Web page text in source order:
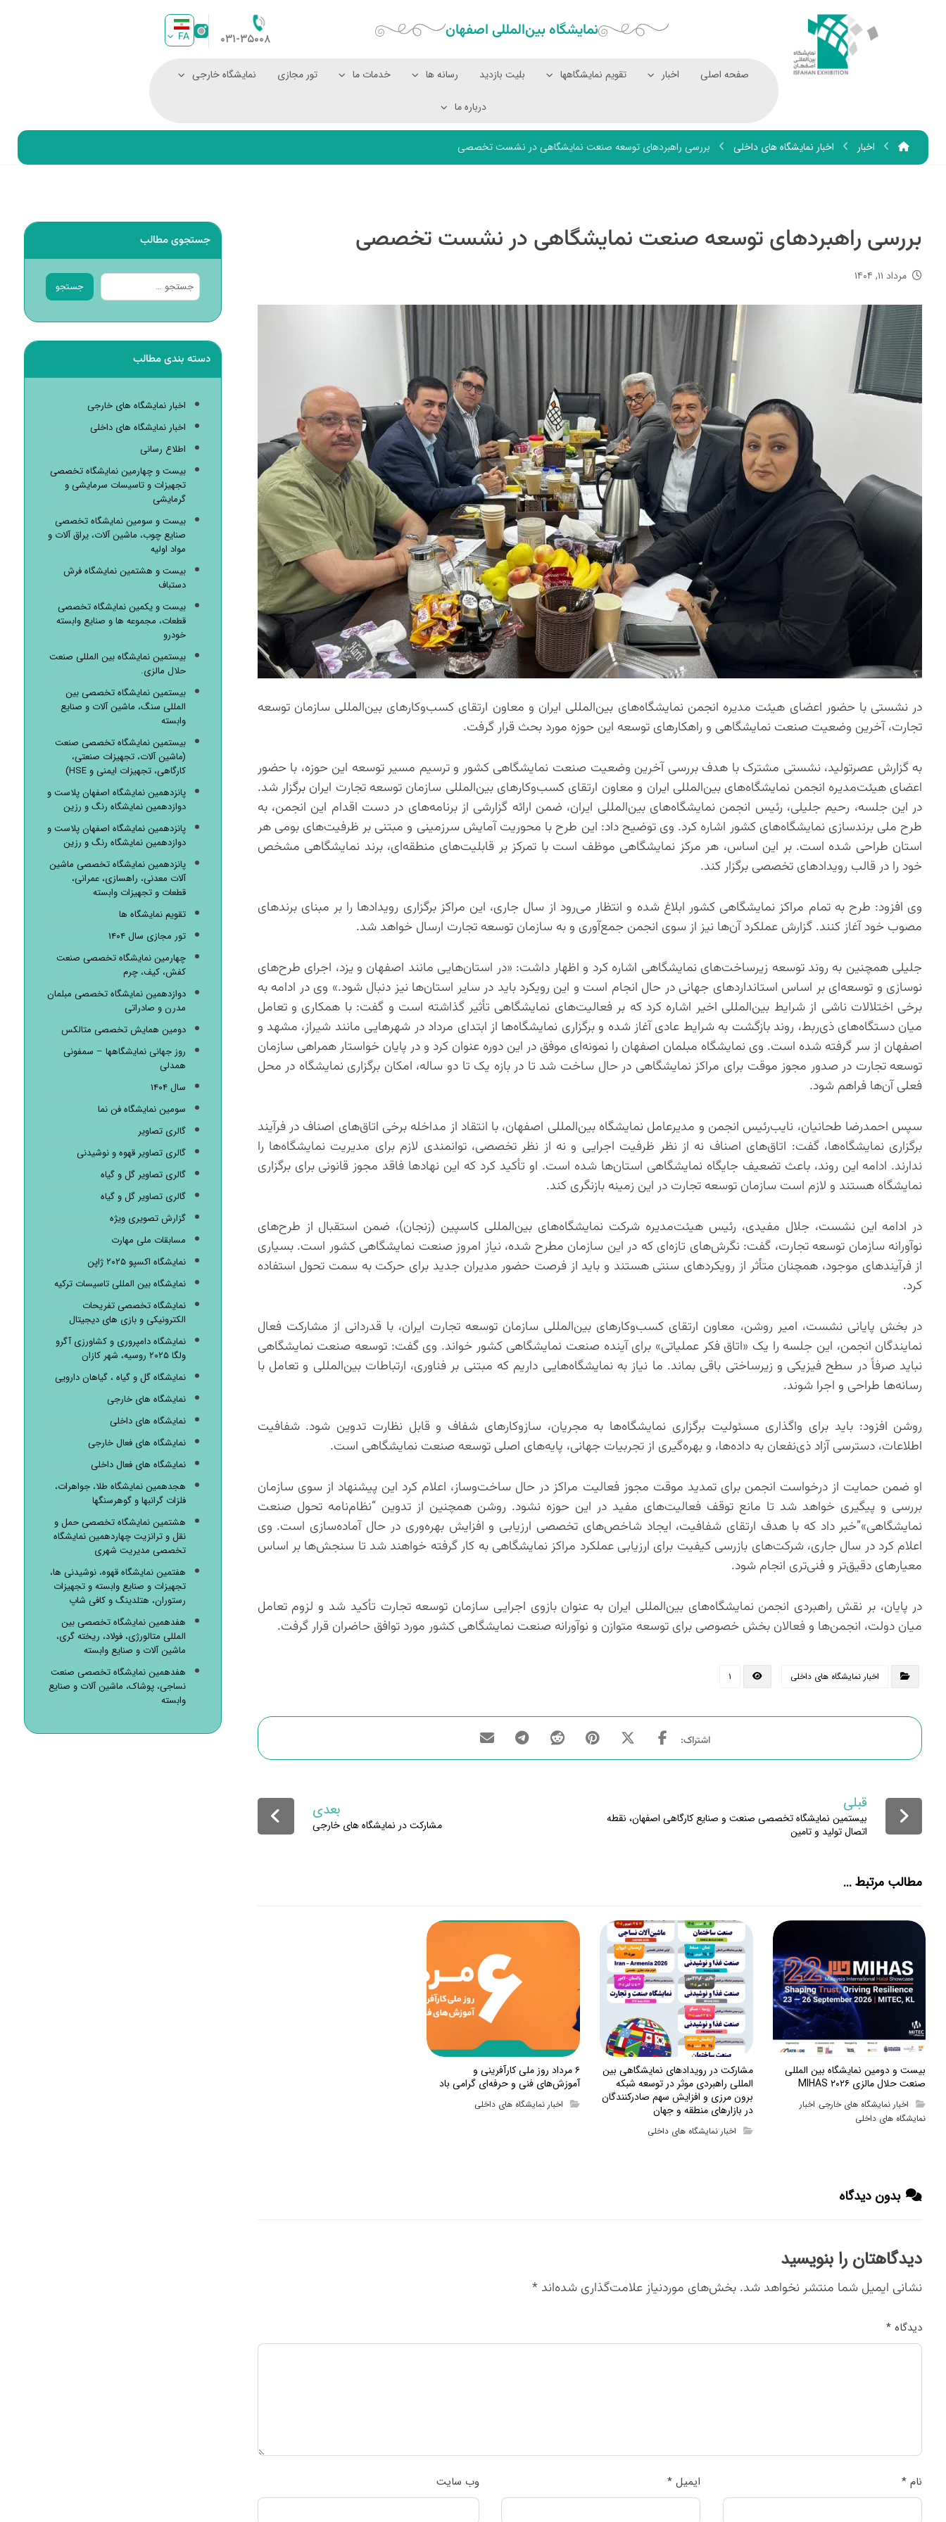
نمایشگاه بین‌المللی‌ اصفهان ۰۳۱-۳۵۰۰۸ FA
صفحه اصلی اخبار تقویم نمایشگاهها بلیت بازدید رسانه ها خدمات ما تور مجازی نمایشگاه خارجی
درباره ما
اخبار اخبار نمایشگاه های داخلی بررسی راهبردهای توسعه صنعت نمایشگاهی در نشست تخصصی
بررسی راهبردهای توسعه صنعت نمایشگاهی در نشست تخصصی
مرداد ۱۱, ۱۴۰۴
در نشستی با حضور اعضای هیئت مدیره انجمن نمایشگاه‌های بین‌المللی ایران و معاون ارتقای کسب‌وکارهای بین‌المللی سازمان توسعه
تجارت، آخرین وضعیت صنعت نمایشگاهی و راهکارهای توسعه این حوزه مورد بحث قرار گرفت.
به گزارش عصرتولید، نشستی مشترک با هدف بررسی آخرین وضعیت صنعت نمایشگاهی کشور و ترسیم مسیر توسعه این حوزه، با حضور
اعضای هیئت‌مدیره انجمن نمایشگاه‌های بین‌المللی ایران و معاون ارتقای کسب‌وکارهای بین‌المللی سازمان توسعه تجارت ایران برگزار شد.
در این جلسه، رحیم جلیلی، رئیس انجمن نمایشگاه‌های بین‌المللی ایران، ضمن ارائه گزارشی از برنامه‌های در دست اقدام این انجمن، به
طرح ملی برندسازی نمایشگاه‌های کشور اشاره کرد. وی توضیح داد: این طرح با محوریت آمایش سرزمینی و مبتنی بر ظرفیت‌های بومی هر
استان طراحی شده است. بر این اساس، هر مرکز نمایشگاهی موظف است با تمرکز بر قابلیت‌های منطقه‌ای، برند نمایشگاهی مشخص
خود را در قالب رویدادهای تخصصی برگزار کند.
وی افزود: طرح به تمام مراکز نمایشگاهی کشور ابلاغ شده و انتظار می‌رود از سال جاری، این مراکز برگزاری رویدادها را بر مبنای برندهای
مصوب خود آغاز کنند. گزارش عملکرد آن‌ها نیز از سوی انجمن جمع‌آوری و به سازمان توسعه تجارت ارسال خواهد شد.
جلیلی همچنین به روند توسعه زیرساخت‌های نمایشگاهی اشاره کرد و اظهار داشت: «در استان‌هایی مانند اصفهان و یزد، اجرای طرح‌های
نوسازی و توسعه‌ای بر اساس استانداردهای جهانی در حال انجام است و این رویکرد باید در سایر استان‌ها نیز دنبال شود.» وی در ادامه به
برخی اختلالات ناشی از شرایط بین‌المللی اخیر اشاره کرد که بر فعالیت‌های نمایشگاهی تأثیر گذاشته است و گفت: با همکاری و تعامل
میان دستگاه‌های ذی‌ربط، روند بازگشت به شرایط عادی آغاز شده و برگزاری نمایشگاه‌ها از ابتدای مرداد در شهرهایی مانند شیراز، مشهد و
اصفهان از سر گرفته شده است. وی نمایشگاه مبلمان اصفهان را نمونه‌ای موفق در این دوره عنوان کرد و در پایان خواستار همراهی سازمان
توسعه تجارت در صدور مجوز موقت برای مراکز نمایشگاهی در حال ساخت شد تا در بازه یک تا دو ساله، امکان برگزاری نمایشگاه در محل
فعلی آن‌ها فراهم شود.
سپس احمدرضا طحانیان، نایب‌رئیس انجمن و مدیرعامل نمایشگاه بین‌المللی اصفهان، با انتقاد از مداخله برخی اتاق‌های اصناف در فرآیند
برگزاری نمایشگاه‌ها، گفت: اتاق‌های اصناف نه از نظر ظرفیت اجرایی و نه از نظر تخصصی، توانمندی لازم برای مدیریت نمایشگاه‌ها را
ندارند. ادامه این روند، باعث تضعیف جایگاه نمایشگاهی استان‌ها شده است. او تأکید کرد که این نهادها فاقد مجوز قانونی برای برگزاری
نمایشگاه هستند و لازم است سازمان توسعه تجارت در این زمینه بازنگری کند.
در ادامه این نشست، جلال مفیدی، رئیس هیئت‌مدیره شرکت نمایشگاه‌های بین‌المللی کاسپین (زنجان)، ضمن استقبال از طرح‌های
نوآورانه سازمان توسعه تجارت، گفت: نگرش‌های تازه‌ای که در این سازمان مطرح شده، نیاز امروز صنعت نمایشگاهی کشور است. بسیاری
از فرآیندهای موجود، همچنان متأثر از رویکردهای سنتی هستند و باید از فرصت حضور مدیران جدید برای حرکت به سمت تحول استفاده
کرد.
در بخش پایانی نشست، امیر روشن، معاون ارتقای کسب‌وکارهای بین‌المللی سازمان توسعه تجارت ایران، با قدردانی از مشارکت فعال
نمایندگان انجمن، این جلسه را یک «اتاق فکر عملیاتی» برای آینده صنعت نمایشگاهی کشور خواند. وی گفت: توسعه صنعت نمایشگاهی
نباید صرفاً در سطح فیزیکی و زیرساختی باقی بماند. ما نیاز به نمایشگاه‌هایی داریم که مبتنی بر فناوری، ارتباطات بین‌المللی و تعامل با
رسانه‌ها طراحی و اجرا شوند.
روشن افزود: باید برای واگذاری مسئولیت برگزاری نمایشگاه‌ها به مجریان، سازوکارهای شفاف و قابل نظارت تدوین شود. شفافیت
اطلاعات، دسترسی آزاد ذی‌نفعان به داده‌ها، و بهره‌گیری از تجربیات جهانی، پایه‌های اصلی توسعه صنعت نمایشگاهی است.
او ضمن حمایت از درخواست انجمن برای تمدید موقت مجوز فعالیت مراکز در حال ساخت‌وساز، اعلام کرد این پیشنهاد از سوی سازمان
بررسی و پیگیری خواهد شد تا مانع توقف فعالیت‌های مفید در این حوزه نشود. روشن همچنین از تدوین “نظام‌نامه تحول صنعت
نمایشگاهی»”خبر داد که با هدف ارتقای شفافیت، ایجاد شاخص‌های تخصصی ارزیابی و افزایش بهره‌وری در حال آماده‌سازی است. وی
اعلام کرد در سال جاری، شرکت‌های بازرسی کیفیت برای ارزیابی عملکرد مراکز نمایشگاهی به کار گرفته خواهند شد تا سنجش‌ها بر اساس
معیارهای دقیق‌تر و فنی‌تری انجام شود.
در پایان، بر نقش راهبردی انجمن نمایشگاه‌های بین‌المللی ایران به عنوان بازوی اجرایی سازمان توسعه تجارت تأکید شد و لزوم تعامل
میان دولت، انجمن‌ها و فعالان بخش خصوصی برای توسعه متوازن و نوآورانه صنعت نمایشگاهی کشور مورد توافق حاضران قرار گرفت.
اخبار نمایشگاه های داخلی ۱
قبلی
بیستمین نمایشگاه تخصصی صنعت و صنایع کارگاهی اصفهان، نقطه
اتصال تولید و تامین
بعدی
مشارکت در نمایشگاه های خارجی
مطالب مرتبط ...
بیست و دومین نمایشگاه بین المللی
صنعت حلال مالزی MIHAS ۲۰۲۶
اخبار نمایشگاه های خارجی, اخبار
نمایشگاه های داخلی
مشارکت در رویدادهای نمایشگاهی بین
المللی راهبردی موثر در توسعه شبکه
برون مرزی و افزایش سهم صادرکنندگان
در بازارهای منطقه و جهان
اخبار نمایشگاه های داخلی
۶ مرداد روز ملی کارآفرینی و
آموزش‌های فنی و حرفه‌ای گرامی باد
اخبار نمایشگاه های داخلی
بدون دیدگاه
دیدگاهتان را بنویسید
نشانی ایمیل شما منتشر نخواهد شد. بخش‌های موردنیاز علامت‌گذاری شده‌اند *
دیدگاه *
نام * ایمیل * وب‌ سایت
جستجوی مطالب
جستجو
دسته بندی مطالب
اخبار نمایشگاه های خارجی
اخبار نمایشگاه های داخلی
اطلاع رسانی
بیست و چهارمین نمایشگاه تخصصی
تجهیزات و تاسیسات سرمایشی و
گرمایشی
بیست و سومین نمایشگاه تخصصی
صنایع چوب، ماشین آلات، یراق آلات و
مواد اولیه
بیست و هشتمین نمایشگاه فرش
دستباف
بیست و یکمین نمایشگاه تخصصی
قطعات، مجموعه ها و صنایع وابسته
خودرو
بیستمین نمایشگاه بین المللی صنعت
حلال مالزی.
بیستمین نمایشگاه تخصصی بین
المللی سنگ، ماشین آلات و صنایع
وابسته
بیستمین نمایشگاه تخصصی صنعت
(ماشین آلات، تجهیزات صنعتی،
کارگاهی، تجهیزات ایمنی و HSE)
پانزدهمین نمایشگاه اصفهان پلاست و
دوازدهمین نمایشگاه رنگ و رزین
پانزدهمین نمایشگاه اصفهان پلاست و
دوازدهمین نمایشگاه رنگ و رزین
پانزدهمین نمایشگاه تخصصی ماشین
آلات معدنی، راهسازی، عمرانی،
قطعات و تجهیزات وابسته
تقویم نمایشگاه ها
تور مجازی سال ۱۴۰۴
چهارمین نمایشگاه تخصصی صنعت
کفش، کیف، چرم
دوازدهمین نمایشگاه تخصصی مبلمان
مدرن و صادراتی
دومین همایش تخصصی متالکس
روز جهانی نمایشگاهها – سمفونی
همدلی
سال ۱۴۰۴
سومین نمایشگاه فن نما
گالری تصاویر
گالری تصاویر قهوه و نوشیدنی
گالری تصاویر گل و گیاه
گالری تصاویر گل و گیاه
گزارش تصویری ویژه
مسابقات ملی مهارت
نمایشگاه اکسپو ۲۰۲۵ ژاپن
نمایشگاه بین المللی تاسیسات ترکیه
نمایشگاه تخصصی تفریحات
الکترونیکی و بازی های دیجیتال
نمایشگاه دامپروری و کشاورزی آگرو
ولگا ۲۰۲۵ روسیه، شهر کازان
نمایشگاه گل و گیاه ، گیاهان دارویی
نمایشگاه های خارجی
نمایشگاه های داخلی
نمایشگاه های فعال خارجی
نمایشگاه های فعال داخلی
هجدهمین نمایشگاه طلا، جواهرات،
فلزات گرانبها و گوهرسنگها
هشتمین نمایشگاه تخصصی حمل و
نقل و ترانزیت چهاردهمین نمایشگاه
تخصصی مدیریت شهری
هفتمین نمایشگاه قهوه، نوشیدنی ها،
تجهیزات و صنایع وابسته و تجهیزات
رستوران، هتلدینگ و کافی شاپ
هفدهمین نمایشگاه تخصصی بین
المللی متالورژی، فولاد، ریخته گری،
ماشین آلات و صنایع وابسته
هفدهمین نمایشگاه تخصصی صنعت
نساجی، پوشاک، ماشین آلات و صنایع
وابسته